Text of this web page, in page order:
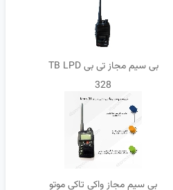
بی سیم مجاز تی بی TB LPD
328
بی سیم مجاز واکی تاکی موتو